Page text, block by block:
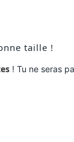
taille !
! Tu ne seras